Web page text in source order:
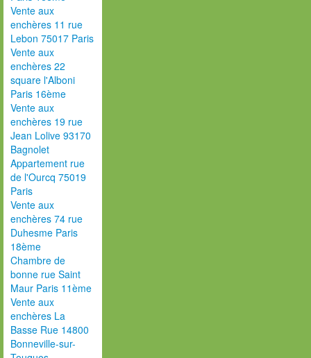
Vente aux
enchères 11 rue
Lebon 75017 Paris
Vente aux
enchères 22
square l'Alboni
Paris 16ème
Vente aux
enchères 19 rue
Jean Lolive 93170
Bagnolet
Appartement rue
de l'Ourcq 75019
Paris
Vente aux
enchères 74 rue
Duhesme Paris
18ème
Chambre de
bonne rue Saint
Maur Paris 11ème
Vente aux
enchères La
Basse Rue 14800
Bonneville-sur-